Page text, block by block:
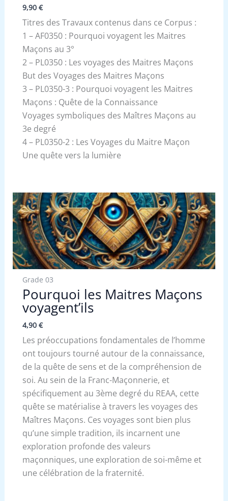
9,90 €
Titres des Travaux contenus dans ce Corpus :
1 – AF0350 : Pourquoi voyagent les Maitres
Maçons au 3°
2 – PL0350 : Les voyages des Maitres Maçons
But des Voyages des Maitres Maçons
3 – PL0350-3 : Pourquoi voyagent les Maitres
Maçons : Quête de la Connaissance
Voyages symboliques des Maîtres Maçons au
3e degré
4 – PL0350-2 : Les Voyages du Maitre Maçon
Une quête vers la lumière
Grade 03
Pourquoi les Maitres Maçons
voyagent’ils
4,90 €
Les préoccupations fondamentales de l’homme
ont toujours tourné autour de la connaissance,
de la quête de sens et de la compréhension de
soi. Au sein de la Franc-Maçonnerie, et
spécifiquement au 3ème degré du REAA, cette
quête se matérialise à travers les voyages des
Maîtres Maçons. Ces voyages sont bien plus
qu’une simple tradition, ils incarnent une
exploration profonde des valeurs
maçonniques, une exploration de soi-même et
une célébration de la fraternité.